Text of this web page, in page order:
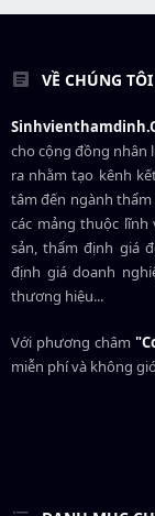
VỀ CHÚNG TÔI
cho cộng đồng nhân
ra nhằm tạo kênh
tâm đến ngành
các mảng thuộc
sản, thẩm định giá
định giá doanh
thương hiệu...
Với phương châm
miễn phí và không